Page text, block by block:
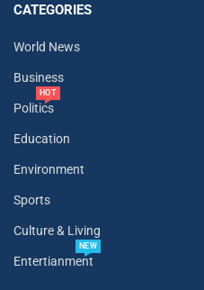
CATEGORIES
World News
Business
Politics
HOT
Education
Environment
Sports
Culture & Living
Entertianment
NEW